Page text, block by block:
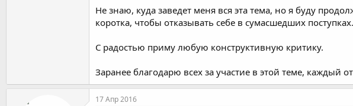
Не знаю, куда заведет меня вся эта тема, но я буду
коротка, чтобы отказывать себе в сумасшедших поступках.
С радостью приму любую конструктивную критику.
Заранее благодарю всех за участие в этой теме, каждый
17 Апр 2016